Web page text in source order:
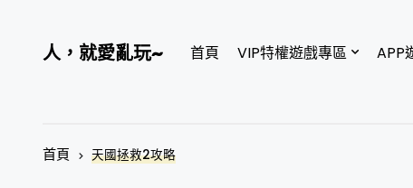
人，就愛亂玩~ 首頁 VIP特權遊戲專區 APP
首頁 天國拯救2攻略